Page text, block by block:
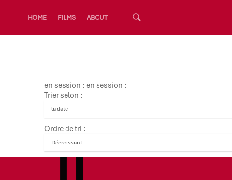
HOME FILMS ABOUT
en session : en session :
Trier selon :
Ordre de tri :